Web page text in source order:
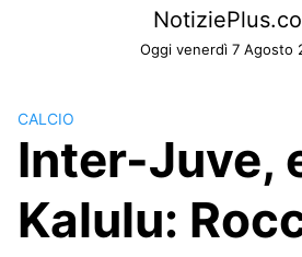
Oggi venerdì 7 Agosto
CALCIO
Inter-Juve,
Kalulu: